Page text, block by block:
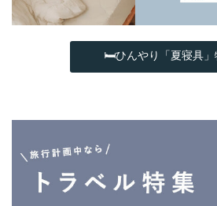
🛏ひんやり「夏寝具